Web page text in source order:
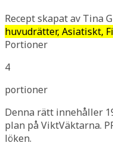
Recept skapat av Tina
huvudrätter, Asiatiskt,
Portioner
4
portioner
Denna rätt innehåller
plan på ViktVäktarna.
löken.